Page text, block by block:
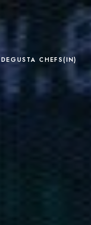
DEGUSTA CHEFS(IN)